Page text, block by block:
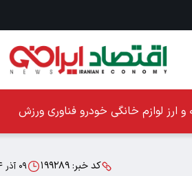
ارز لوازم خانگی خودرو فناوری ورزش
کد خبر: ۱۹۹۲۸۹ ۰۹ آذر ۱۴۰۴ ۱۲:۳۰